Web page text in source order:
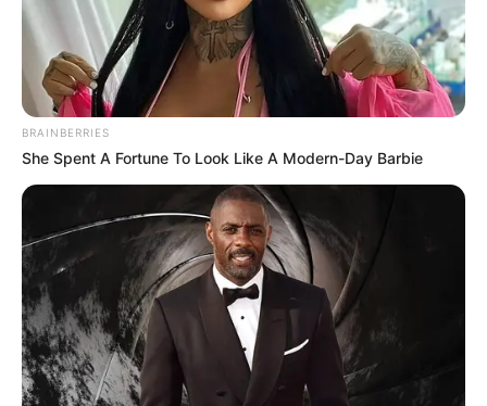
Auf einigen Seiten dieses Projektes sind Affiliate-
Angebote integriert. Wenn etwas darüber gebucht oder
gekauft wird, ist das eine Unterstützung, ohne dass sich
dadurch der Preis ändert.
BRAINBERRIES
She Spent A Fortune To Look Like A Modern-Day Barbie